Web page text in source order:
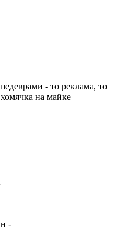
- то реклама, то
на майке
-